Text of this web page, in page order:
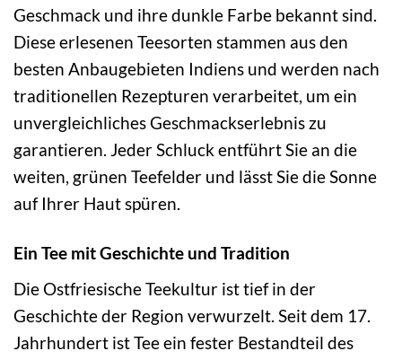
Geschmack und ihre dunkle Farbe bekannt sind.
Diese erlesenen Teesorten stammen aus den
besten Anbaugebieten Indiens und werden nach
traditionellen Rezepturen verarbeitet, um ein
unvergleichliches Geschmackserlebnis zu
garantieren. Jeder Schluck entführt Sie an die
weiten, grünen Teefelder und lässt Sie die Sonne
auf Ihrer Haut spüren.
Ein Tee mit Geschichte und Tradition
Die Ostfriesische Teekultur ist tief in der
Geschichte der Region verwurzelt. Seit dem 17.
Jahrhundert ist Tee ein fester Bestandteil des